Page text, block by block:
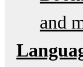
and